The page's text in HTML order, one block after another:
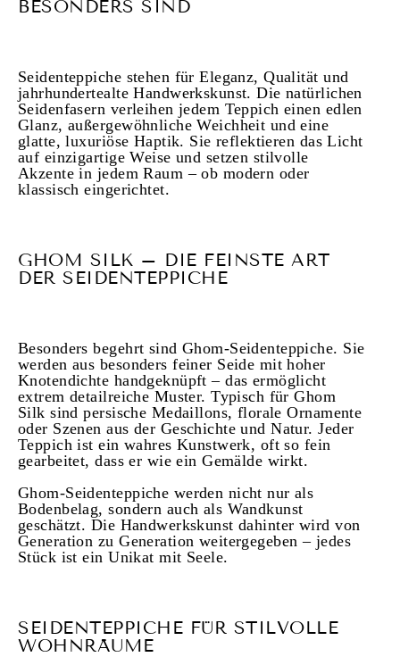
BESONDERS SIND
Seidenteppiche stehen für Eleganz, Qualität und
jahrhundertealte Handwerkskunst. Die natürlichen
Seidenfasern verleihen jedem Teppich einen edlen
Glanz, außergewöhnliche Weichheit und eine
glatte, luxuriöse Haptik. Sie reflektieren das Licht
auf einzigartige Weise und setzen stilvolle
Akzente in jedem Raum – ob modern oder
klassisch eingerichtet.
GHOM SILK – DIE FEINSTE ART
DER SEIDENTEPPICHE
Besonders begehrt sind Ghom-Seidenteppiche. Sie
werden aus besonders feiner Seide mit hoher
Knotendichte handgeknüpft – das ermöglicht
extrem detailreiche Muster. Typisch für Ghom
Silk sind persische Medaillons, florale Ornamente
oder Szenen aus der Geschichte und Natur. Jeder
Teppich ist ein wahres Kunstwerk, oft so fein
gearbeitet, dass er wie ein Gemälde wirkt.
Ghom-Seidenteppiche werden nicht nur als
Bodenbelag, sondern auch als Wandkunst
geschätzt. Die Handwerkskunst dahinter wird von
Generation zu Generation weitergegeben – jedes
Stück ist ein Unikat mit Seele.
SEIDENTEPPICHE FÜR STILVOLLE
WOHNRÄUME